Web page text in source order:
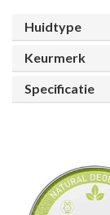
Huidtype
Keurmerk
Specificatie